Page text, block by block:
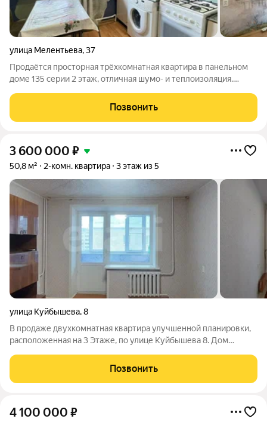
улица Мелентьева,37
Продаётся просторная трёхкомнатная квартира в панельном
доме 135 серии 2 этаж, отличная шумо- и теплоизоляция.
раздельные, выходят на две стороны. Прихожая 7 кв. м.
Санузел раздельный,
Позвонить
3 600 000 ₽
50,8 м² 2-комн. квартира 3 этаж из 5
улица Куйбышева,8
В продаже двухкомнатная квартира улучшенной планировки,
расположенная на 3 Этаже, по улице Куйбышева 8. Дом
составляет 50.8 кв.м. Удобная планировка, большая прихожая,
комнаты на разные комнаты,
Позвонить
4 100 000 ₽